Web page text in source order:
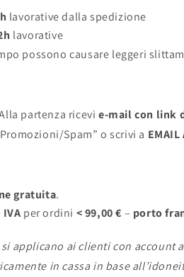
lavorative dalla spedizione
lavorative
possono causare leggeri
partenza ricevie-mail con link
Spam” o scrivi a EMAIL
gratuita.
IVA per ordini < 99,00 € – porto
applicano ai clienti con account
in cassa in base